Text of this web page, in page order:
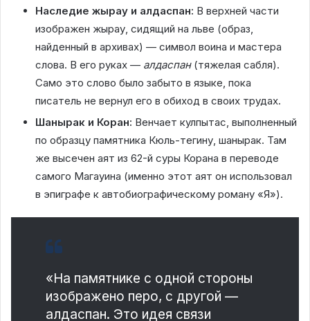
Наследие жырау и алдаспан: В верхней части
изображен жырау, сидящий на льве (образ,
найденный в архивах) — символ воина и мастера
слова. В его руках — алдаспан(тяжелая сабля).
Само это слово было забыто в языке, пока
писатель не вернул его в обиход в своих трудах.
Шанырак и Коран: Венчает кулпытас, выполненный
по образцу памятника Кюль-тегину, шанырак. Там
же высечен аят из 62-й суры Корана в переводе
самого Магауина (именно этот аят он использовал
в эпиграфе к автобиографическому роману «Я»).
«На памятнике с одной стороны
изображено перо, с другой —
алдаспан. Это идея связи